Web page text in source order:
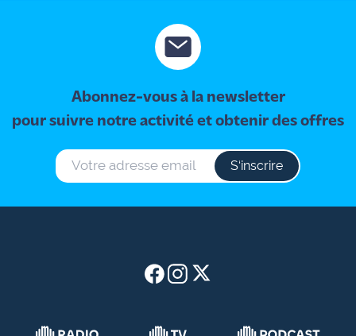
Abonnez-vous à la newsletter
pour suivre notre activité et obtenir des offres
S‘inscrire